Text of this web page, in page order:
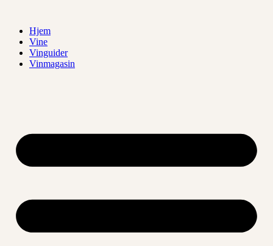
indholdHjem
Vine
Vinguider
Vinmagasin